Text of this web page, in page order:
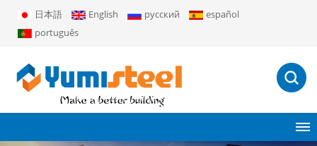
日本語 English русский
español
português